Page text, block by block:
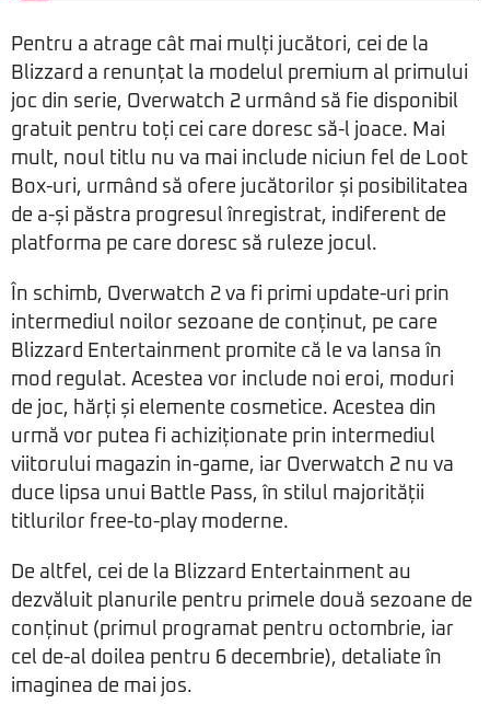
Pentru a atrage cât mai mulți jucători, cei de la
Blizzard a renunțat la modelul premium al primului
joc din serie, Overwatch 2 urmând să fie disponibil
gratuit pentru toți cei care doresc să-l joace. Mai
mult, noul titlu nu va mai include niciun fel de Loot
Box-uri, urmând să ofere jucătorilor și posibilitatea
de a-și păstra progresul înregistrat, indiferent de
platforma pe care doresc să ruleze jocul.
În schimb, Overwatch 2 va fi primi update-uri prin
intermediul noilor sezoane de conținut, pe care
Blizzard Entertainment promite că le va lansa în
mod regulat. Acestea vor include noi eroi, moduri
de joc, hărți și elemente cosmetice. Acestea din
urmă vor putea fi achiziționate prin intermediul
viitorului magazin in-game, iar Overwatch 2 nu va
duce lipsa unui Battle Pass, în stilul majorității
titlurilor free-to-play moderne.
De altfel, cei de la Blizzard Entertainment au
dezvăluit planurile pentru primele două sezoane de
conținut (primul programat pentru octombrie, iar
cel de-al doilea pentru 6 decembrie), detaliate în
imaginea de mai jos.